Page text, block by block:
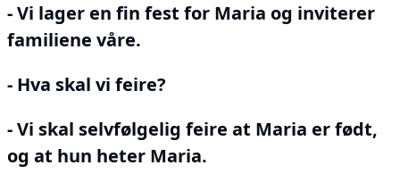
- Vi lager en fin fest for Maria og inviterer
familiene våre.
- Hva skal vi feire?
- Vi skal selvfølgelig feire at Maria er født,
og at hun heter Maria.